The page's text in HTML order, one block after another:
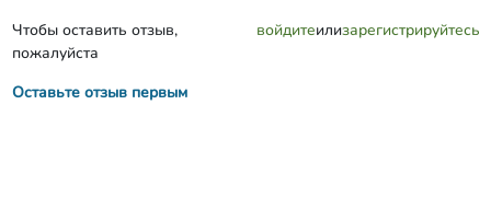
Чтобы оставить отзыв,
пожалуйста
войдитеилизарегистрируйтесь
Оставьте отзыв первым